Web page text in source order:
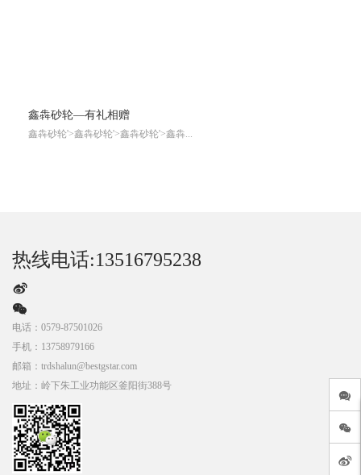
鑫犇砂轮—有礼相赠
鑫犇砂轮'>鑫犇砂轮'>鑫犇砂轮'>鑫犇...
热线电话:13516795238
电话： 0579-87501026
手机： 13758979166
邮箱： trdshalun@bestgstar.com
地址： 岭下朱工业功能区釜阳街388号